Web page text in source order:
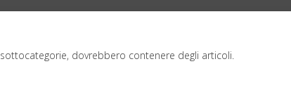
dovrebbero contenere degli articoli.